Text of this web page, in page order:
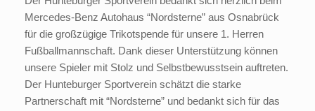
Mercedes-Benz Autohaus “Nordsterne” aus Osnabrück
für die großzügige Trikotspende für unsere 1. Herren
Fußballmannschaft. Dank dieser Unterstützung können
unsere Spieler mit Stolz und Selbstbewusstsein auftreten.
Der Hunteburger Sportverein schätzt die starke
Partnerschaft mit “Nordsterne” und bedankt sich für das